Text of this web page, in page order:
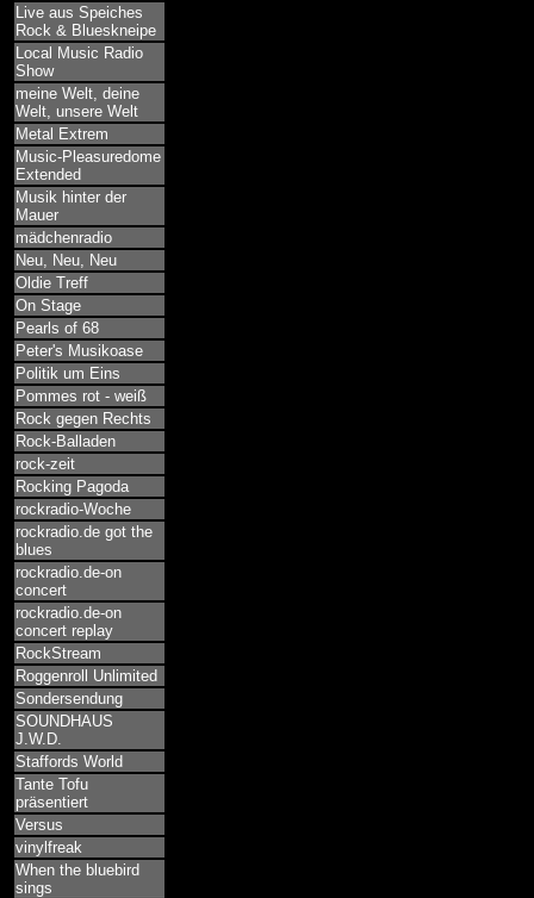
Live aus Speiches
Rock & Blueskneipe
Local Music Radio
Show
meine Welt, deine
Welt, unsere Welt
Metal Extrem
Music-Pleasuredome
Extended
Musik hinter der
Mauer
mädchenradio
Neu, Neu, Neu
Oldie Treff
On Stage
Pearls of 68
Peter's Musikoase
Politik um Eins
Pommes rot - weiß
Rock gegen Rechts
Rock-Balladen
rock-zeit
Rocking Pagoda
rockradio-Woche
rockradio.de got the
blues
rockradio.de-on
concert
rockradio.de-on
concert replay
RockStream
Roggenroll Unlimited
Sondersendung
SOUNDHAUS
J.W.D.
Staffords World
Tante Tofu
präsentiert
Versus
vinylfreak
When the bluebird
sings